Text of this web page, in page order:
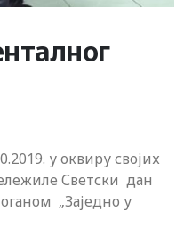
у оквиру својих
Светски дан
„Заједно у